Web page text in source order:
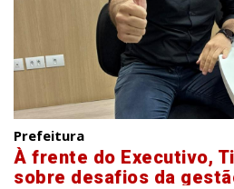
Prefeitura
À frente do Executivo,
sobre desafios da